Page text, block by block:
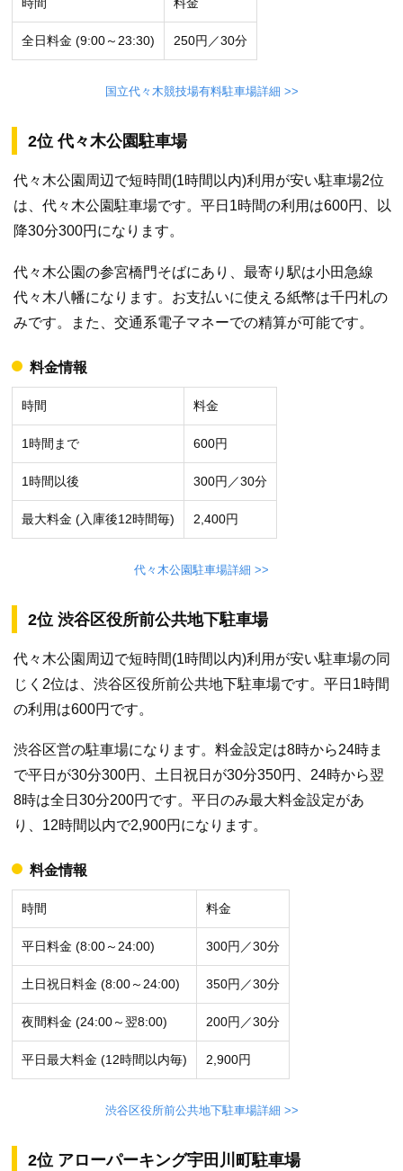
全日料金 (9:00～23:30) 250円／30分
国立代々木競技場有料駐車場詳細 >>
2位 代々木公園駐車場
代々木公園周辺で短時間(1時間以内)利用が安い駐車場2位
は、代々木公園駐車場です。平日1時間の利用は600円、以
降30分300円になります。
代々木公園の参宮橋門そばにあり、最寄り駅は小田急線
代々木八幡になります。お支払いに使える紙幣は千円札の
みです。また、交通系電子マネーでの精算が可能です。
料金情報
時間 料金
1時間まで 600円
1時間以後 300円／30分
最大料金 (入庫後12時間毎) 2,400円
代々木公園駐車場詳細 >>
2位 渋谷区役所前公共地下駐車場
代々木公園周辺で短時間(1時間以内)利用が安い駐車場の同
じく2位は、渋谷区役所前公共地下駐車場です。平日1時間
の利用は600円です。
渋谷区営の駐車場になります。料金設定は8時から24時ま
で平日が30分300円、土日祝日が30分350円、24時から翌
8時は全日30分200円です。平日のみ最大料金設定があ
り、12時間以内で2,900円になります。
料金情報
時間 料金
平日料金 (8:00～24:00) 300円／30分
土日祝日料金 (8:00～24:00) 350円／30分
夜間料金 (24:00～翌8:00) 200円／30分
平日最大料金 (12時間以内毎) 2,900円
渋谷区役所前公共地下駐車場詳細 >>
2位 アローパーキング宇田川町駐車場